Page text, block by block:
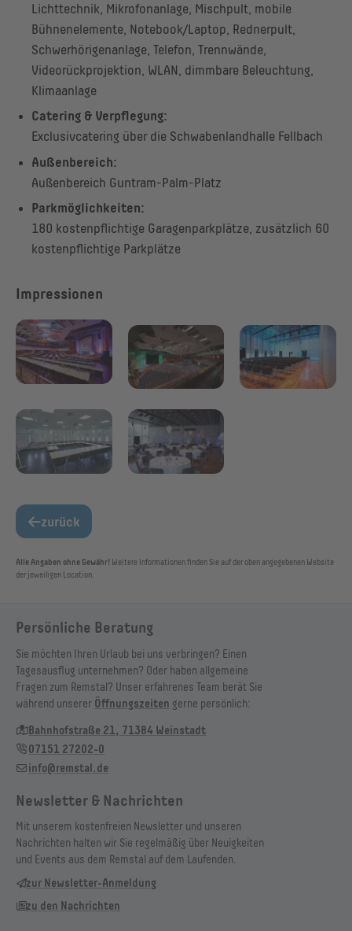
Lichttechnik, Mikrofonanlage, Mischpult, mobile
Bühnenelemente, Notebook/Laptop, Rednerpult,
Schwerhörigenanlage, Telefon, Trennwände,
Videorückprojektion, WLAN, dimmbare Beleuchtung,
Klimaanlage
Catering & Verpflegung:
Exclusivcatering über die Schwabenlandhalle Fellbach
Außenbereich:
Außenbereich Guntram-Palm-Platz
Parkmöglichkeiten:
180 kostenpflichtige Garagenparkplätze, zusätzlich 60
kostenpflichtige Parkplätze
Impressionen
zurück
Alle Angaben ohne Gewähr! Weitere Informationen finden Sie auf der oben angegebenen Website
der jeweiligen Location.
Persönliche Beratung
Sie möchten Ihren Urlaub bei uns verbringen? Einen
Tagesausflug unternehmen? Oder haben allgemeine
Fragen zum Remstal? Unser erfahrenes Team berät Sie
während unserer Öffnungszeiten gerne persönlich:
Bahnhofstraße 21, 71384 Weinstadt
07151 27202-0
info@remstal.de
Newsletter & Nachrichten
Mit unserem kostenfreien Newsletter und unseren
Nachrichten halten wir Sie regelmäßig über Neuigkeiten
und Events aus dem Remstal auf dem Laufenden.
zur Newsletter-Anmeldung
zu den Nachrichten